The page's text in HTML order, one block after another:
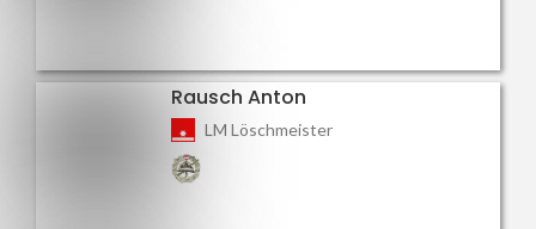
Rausch Anton
LM Löschmeister